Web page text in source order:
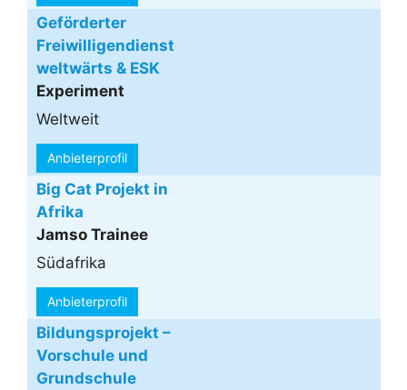
Geförderter
Freiwilligendienst
weltwärts & ESK
Experiment
Weltweit
Anbieterprofil
Big Cat Projekt in
Afrika
Jamso Trainee
Südafrika
Anbieterprofil
Bildungsprojekt –
Vorschule und
Grundschule